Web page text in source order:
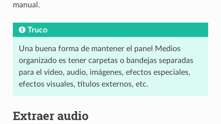
manual.
Truco
Una buena forma de mantener el panel Medios
organizado es tener carpetas o bandejas separadas
para el video, audio, imágenes, efectos especiales,
efectos visuales, títulos externos, etc.
Extraer audio